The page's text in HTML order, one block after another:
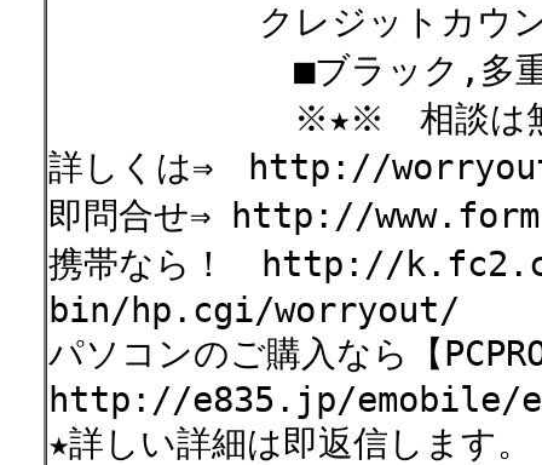
クレジットカウンセ
■ブラック,多重債務
※★※ 相談は
詳しくは⇒ http://
即問合せ⇒ http://
携帯なら！ http://
bin/hp.cgi/
パソコンのご購入なら【
http://e835.jp/emobile/
★詳しい詳細は即返信します。